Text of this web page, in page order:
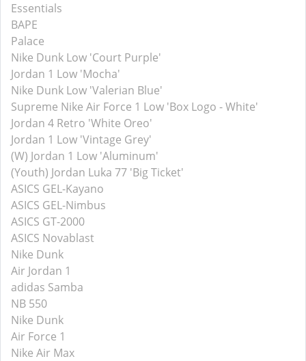
Essentials
BAPE
Palace
Nike Dunk Low 'Court Purple'
Jordan 1 Low 'Mocha'
Nike Dunk Low 'Valerian Blue'
Supreme Nike Air Force 1 Low 'Box Logo - White'
Jordan 4 Retro 'White Oreo'
Jordan 1 Low 'Vintage Grey'
(W) Jordan 1 Low 'Aluminum'
(Youth) Jordan Luka 77 'Big Ticket'
ASICS GEL-Kayano
ASICS GEL-Nimbus
ASICS GT-2000
ASICS Novablast
Nike Dunk
Air Jordan 1
adidas Samba
NB 550
Nike Dunk
Air Force 1
Nike Air Max